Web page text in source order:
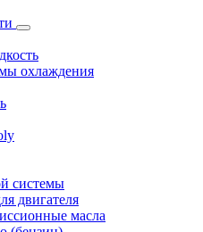
охлаждения
системы
двигателя
масла